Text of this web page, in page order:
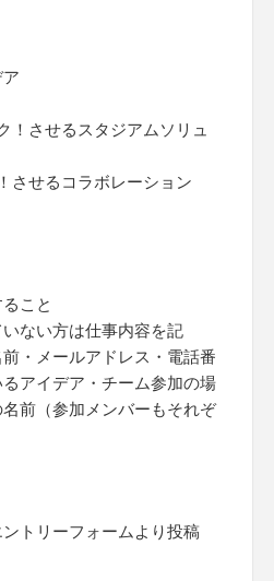
！させるスタジアムソリュ
させるコラボレーション
こと
ない方は仕事内容を記
・メールアドレス・電話番
アイデア・チーム参加の場
前（参加メンバーもそれぞ
トリーフォームより投稿